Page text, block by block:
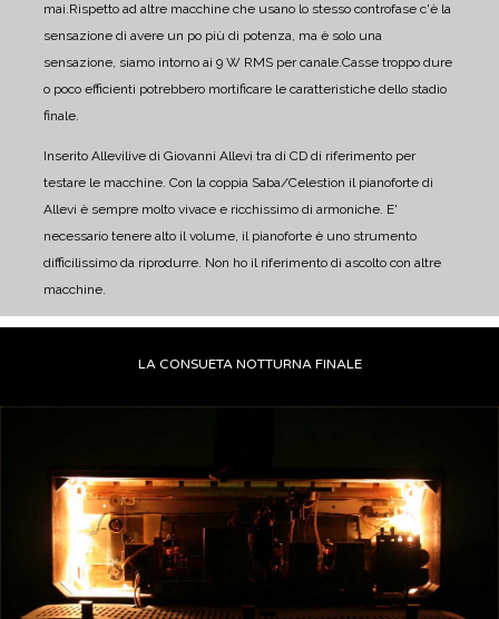
mai.Rispetto ad altre macchine che usano lo stesso controfase c'è la
sensazione di avere un po più di potenza, ma è solo una
sensazione, siamo intorno ai 9 W RMS per canale.Casse troppo dure
o poco efficienti potrebbero mortificare le caratteristiche dello stadio
finale.
Inserito Allevilive di Giovanni Allevi tra di CD di riferimento per
testare le macchine. Con la coppia Saba/Celestion il pianoforte di
Allevi è sempre molto vivace e ricchissimo di armoniche. E'
necessario tenere alto il volume, il pianoforte è uno strumento
difficilissimo da riprodurre. Non ho il riferimento di ascolto con altre
macchine.
LA CONSUETA NOTTURNA FINALE